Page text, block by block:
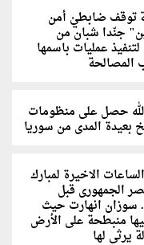
توقف ضابطيْ أمن
جنّدا شبان من
عمليات باسمها
المصالحة
حصل على منظومات
بعيدة المدى من سوريا
الاخيرة لمبارك
الجمهورى قبل
سوزان انهارت حيث
منبطحة على الأرض
يرثى لها